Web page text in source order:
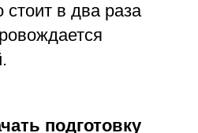
в два раза
подготовку